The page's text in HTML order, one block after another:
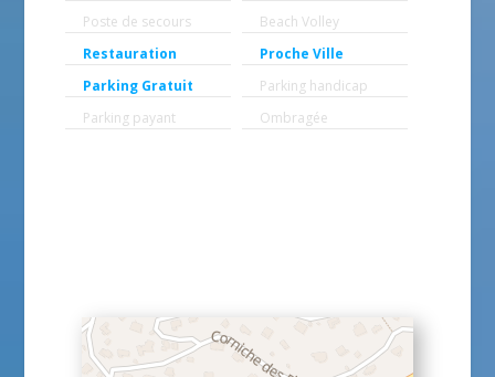
Poste de secours
Beach Volley
Restauration
Proche Ville
Parking Gratuit
Parking handicap
Parking payant
Ombragée